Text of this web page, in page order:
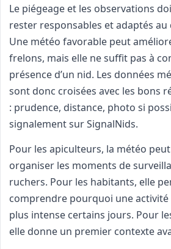
Le piégeage et les observations
rester responsables et adaptés au
Une météo favorable peut
frelons, mais elle ne suffit pas à
présence d’un nid. Les données
sont donc croisées avec les bons
: prudence, distance, photo si
signalement sur SignalNids.
Pour les apiculteurs, la météo
organiser les moments de
ruchers. Pour les habitants, elle
comprendre pourquoi une
plus intense certains jours. Pour
elle donne un premier contexte